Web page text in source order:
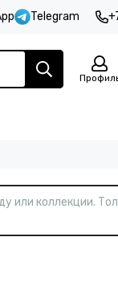
Telegram
или коллекции.